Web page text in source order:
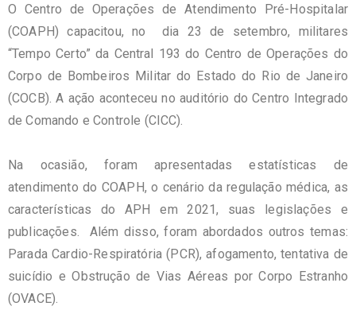
O Centro de Operações de Atendimento Pré-Hospitalar
(COAPH) capacitou, no dia 23 de setembro, militares
“Tempo Certo” da Central 193 do Centro de Operações do
Corpo de Bombeiros Militar do Estado do Rio de Janeiro
(COCB). A ação aconteceu no auditório do Centro Integrado
de Comando e Controle (CICC).
Na ocasião, foram apresentadas estatísticas de
atendimento do COAPH, o cenário da regulação médica, as
características do APH em 2021, suas legislações e
publicações. Além disso, foram abordados outros temas:
Parada Cardio-Respiratória (PCR), afogamento, tentativa de
suicídio e Obstrução de Vias Aéreas por Corpo Estranho
(OVACE).